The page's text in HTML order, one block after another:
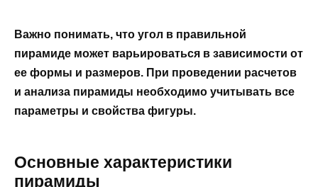
Важно понимать, что угол в правильной
пирамиде может варьироваться в зависимости от
ее формы и размеров. При проведении расчетов
и анализа пирамиды необходимо учитывать все
параметры и свойства фигуры.
Основные характеристики
пирамиды